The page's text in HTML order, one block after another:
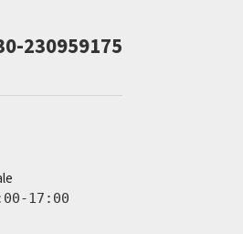
230959175
17:00